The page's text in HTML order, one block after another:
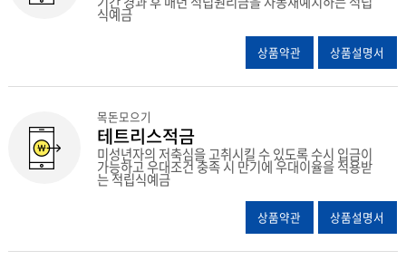
식예금
상품약관 상품설명서
목돈모으기
테트리스적금
미성년자의 저축심을 고취시킬 수 있도록 수시 입금이
가능하고 우대조건 충족 시 만기에 우대이율을 적용받
는 적립식예금
상품약관 상품설명서